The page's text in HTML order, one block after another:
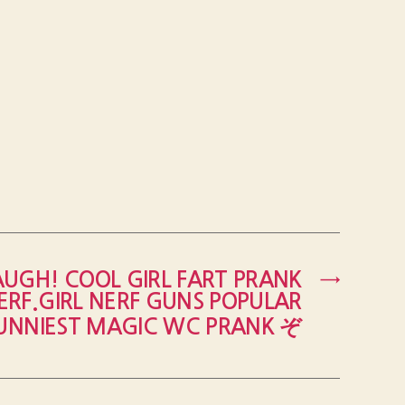
→
COOL GIRL FART PRANK
NERF GUNS POPULAR
MAGIC WC PRANK ぞ